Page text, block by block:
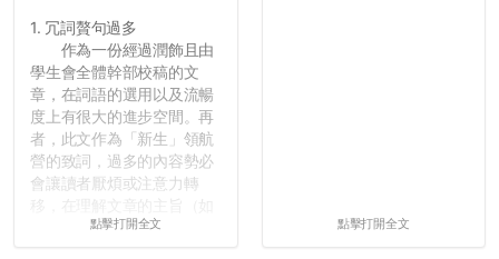
1. 冗詞贅句過多
作為一份經過潤飾且由
學生會全體幹部校稿的文
章，在詞語的選用以及流暢
度上有很大的進步空間。再
者，此文作為「新生」領航
營的致詞，過多的內容勢必
會讓讀者厭煩或注意力轉
移，在理解文章的主旨（如
果有的話）前就失去興趣。
點擊打開全文 點擊打開全文